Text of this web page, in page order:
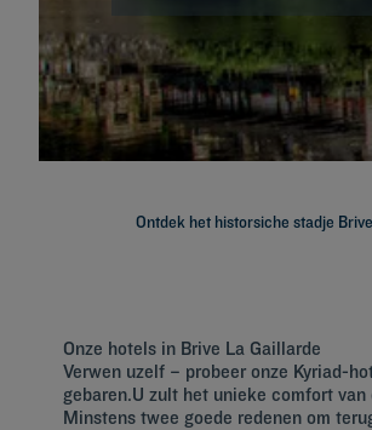
Ontdek het historsiche stadje
Onze hotels in Brive La Gaillarde
Verwen uzelf – probeer onze Kyriad-
gebaren.U zult het unieke comfort
Minstens twee goede redenen om